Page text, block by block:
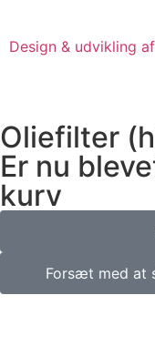
Design & udvikling
Oliefilter
Er nu
kurv
Forsæt med at